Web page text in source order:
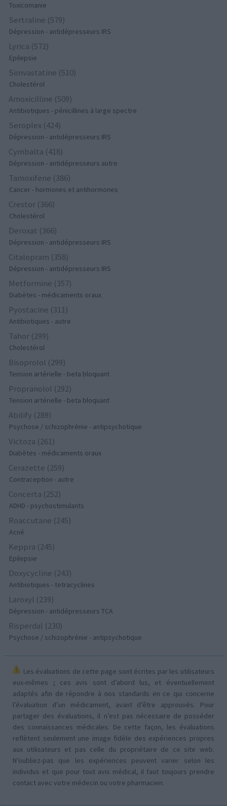
Toxicomanie
Sertraline (579)
Dépression - antidépresseurs IRS
Lyrica (572)
Epilepsie
Simvastatine (510)
Cholestérol
Amoxicilline (509)
Antibiotiques - pénicillines à large spectre
Seroplex (424)
Dépression - antidépresseurs IRS
Cymbalta (418)
Dépression - antidépresseurs autre
Tamoxifene (386)
Cancer - hormones et antihormones
Crestor (366)
Cholestérol
Deroxat (366)
Dépression - antidépresseurs IRS
Citalopram (358)
Dépression - antidépresseurs IRS
Metformine (357)
Diabètes - médicaments oraux
Pyostacine (311)
Antibiotiques - autre
Tahor (299)
Cholestérol
Bisoprolol (299)
Tension artérielle - beta bloquant
Propranolol (292)
Tension artérielle - beta bloquant
Abilify (289)
Psychose / schizophrénie - antipsychotique
Victoza (261)
Diabètes - médicaments oraux
Cerazette (259)
Contraception - autre
Concerta (252)
ADHD - psychostimulants
Roaccutane (245)
Acné
Keppra (245)
Epilepsie
Doxycycline (243)
Antibiotiques - tetracyclines
Laroxyl (239)
Dépression - antidépresseurs TCA
Risperdal (230)
Psychose / schizophrénie - antipsychotique
Les évaluations de cette page sont écrites par les utilisateurs
eux-mêmes ; ces avis sont d’abord lus, et éventuellement
adaptés afin de répondre à nos standards en ce qui concerne
l’évaluation d’un médicament, avant d’être approuvés. Pour
partager des évaluations, il n’est pas nécessaire de posséder
des connaissances médicales. De cette façon, les évaluations
reflètent seulement une image fidèle des expériences propres
aux utilisateurs et pas celle du propriétaire de ce site web.
N’oubliez-pas que les expériences peuvent varier selon les
individus et que pour tout avis médical, il faut toujours prendre
contact avec votre médecin ou votre pharmacien.